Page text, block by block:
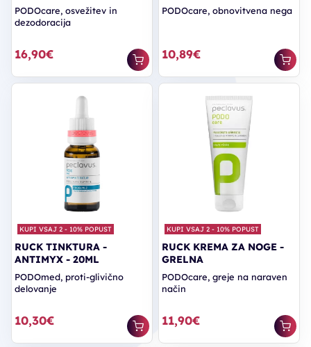
PODOcare, osvežitev in
dezodoracija
16,90€
PODOcare, obnovitvena nega
10,89€
KUPI VSAJ 2 - 10% POPUST
RUCK TINKTURA -
ANTIMYX - 20ML
PODOmed, proti-glivično
delovanje
10,30€
KUPI VSAJ 2 - 10% POPUST
RUCK KREMA ZA NOGE -
GRELNA
PODOcare, greje na naraven
način
11,90€